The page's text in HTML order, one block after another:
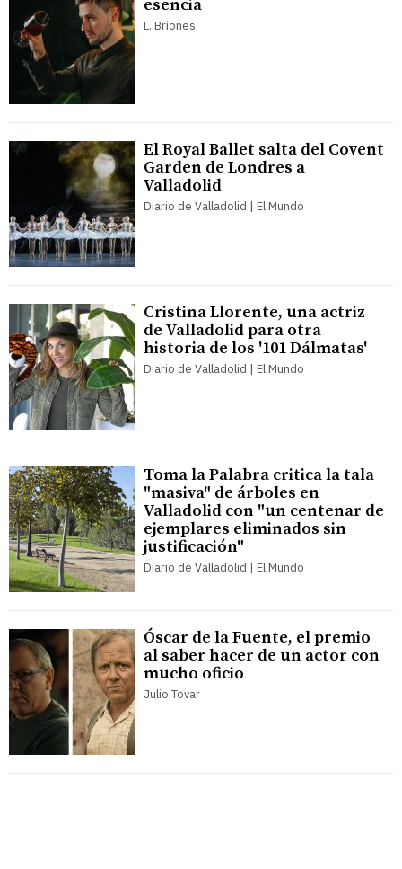
esencia
L. Briones
El Royal Ballet salta del Covent
Garden de Londres a
Valladolid
Diario de Valladolid | El Mundo
Cristina Llorente, una actriz
de Valladolid para otra
historia de los '101 Dálmatas'
Diario de Valladolid | El Mundo
Toma la Palabra critica la tala
"masiva" de árboles en
Valladolid con "un centenar de
ejemplares eliminados sin
justificación"
Diario de Valladolid | El Mundo
Óscar de la Fuente, el premio
al saber hacer de un actor con
mucho oficio
Julio Tovar